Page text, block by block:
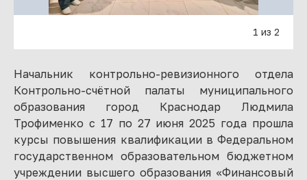
1 из 2
Начальник контрольно-ревизионного отдела
Контрольно-счётной палаты муниципального
образования город Краснодар Людмила
Трофименко с 17 по 27 июня 2025 года прошла
курсы повышения квалификации в Федеральном
государственном образовательном бюджетном
учреждении высшего образования «Финансовый